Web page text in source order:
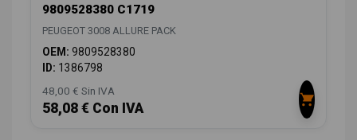
9809528380 C1719
PEUGEOT 3008 ALLURE PACK
OEM: 9809528380
ID: 1386798
48,00 € Sin IVA
58,08 € Con IVA